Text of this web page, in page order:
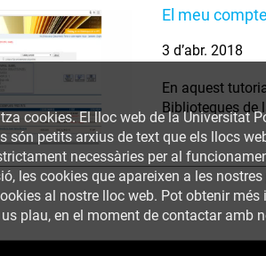
El meu compte
3 d’abr. 2018
En aquest
Biblioteques de
cookies. El lloc web de la Universitat
són petits arxius de text que els llocs
necessàries per al
les cookies que apareixen a les
al nostre lloc web. Pot obtenir
plau, en el moment de contactar